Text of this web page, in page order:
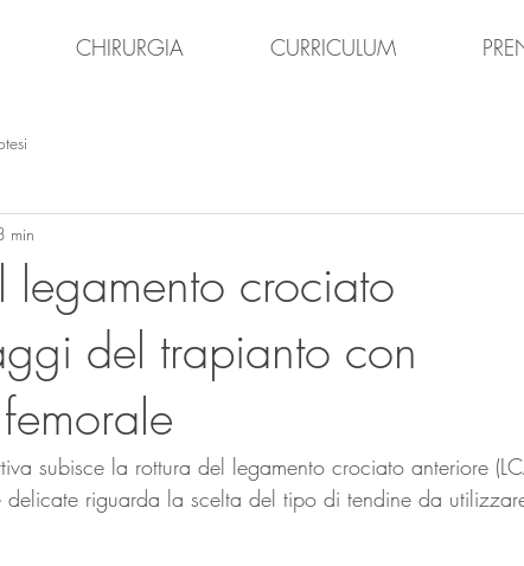
CHIRURGIA CURRICULUM
legamento crociato
del trapianto con
min
subisce la rottura del legamento crociato anteriore
riguarda la scelta del tipo di tendine da